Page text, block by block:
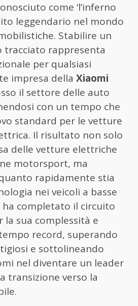
come ‘l’inferno
leggendario nel mondo
Stabilire un
tracciato rappresenta
per qualsiasi
impresa della Xiaomi
il settore delle auto
con un tempo che
standard per le vetture
Il risultato non solo
delle vetture elettriche
motorsport, ma
rapidamente stia
nei veicoli a basse
ha completato il circuito
sua complessità e
record, superando
e sottolineando
nel diventare un leader
transizione verso la